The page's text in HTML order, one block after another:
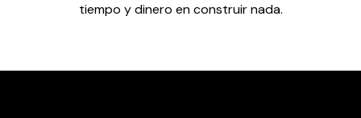
tiempo y dinero en construir nada.